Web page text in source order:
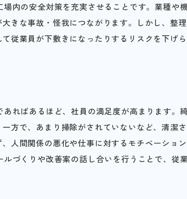
内の安全対策を充実させることです。業種や
きな事故・怪我につながります。しかし、整
従業員が下敷きになったりするリスクを下げら
ればあるほど、社員の満足度が高まります。
方で、あまり掃除がされていないなど、清潔
人間関係の悪化や仕事に対するモチベーショ
づくりや改善案の話し合いを行うことで、従